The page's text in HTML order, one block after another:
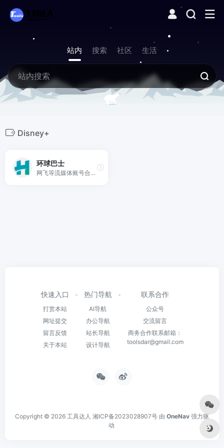
站内 搜索 社区 生活
Disney+
环球巴士
网飞等流媒体账号合租。环球巴士 · 奈飞站 提供包括一站式流媒体合租平台 包括但不限于奈飞 网飞 Netfilx Spotify,Netflix,Tidal,Hbo,Hbogo,Youtube,Disney+在内的流媒体账号合租，实现自动化交付，售后无忧，发车更省心，上车更安心，价格更贴心
快速入口
打赏本站
网址提交
留言反馈
关于本站
热门导航
AI导航
办公导航
站长导航
设计导航
联系合作
公众号
交流留言
商务合作联系邮箱：
toolsdar@gmail.com
Copyright © 2026 工具达人 湘ICP备2023028907号 由 OneNav 强力驱
动